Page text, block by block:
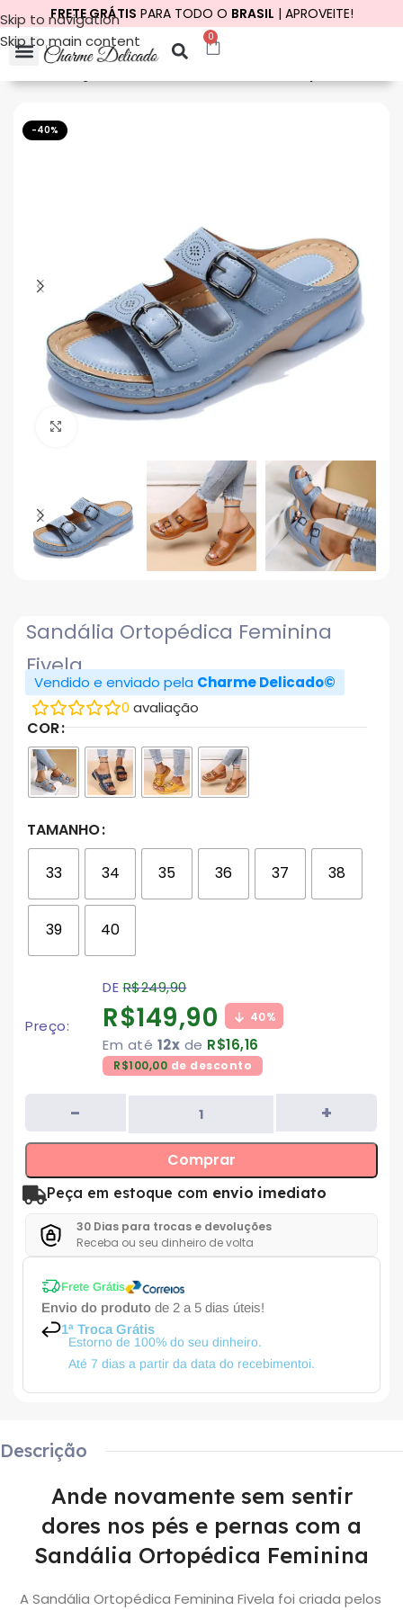
Skip to navigation
Skip to main content
FRETE GRÁTIS PARA TODO O BRASIL | APROVEITE!
0
-40%
Click to enlarge
Sandália Ortopédica Feminina
Fivela
Vendido e enviado pela Charme Delicado©
0 avaliação
COR
TAMANHO
33 34 35 36 37 38
39 40
Preço:
DER$249,90
R$149,90 40%
Em até 12x de R$16,16
R$100,00 de desconto
Comprar
Peça em estoque com envio imediato
30 Dias para trocas e devoluções
Receba ou seu dinheiro de volta
Frete Grátis
Envio do produto de 2 a 5 dias úteis!
1ª Troca Grátis
Estorno de 100% do seu dinheiro.
Até 7 dias a partir da data do recebimentoi.
Descrição
Ande novamente sem sentir
dores nos pés e pernas com a
Sandália Ortopédica Feminina
A Sandália Ortopédica Feminina Fivela foi criada pelos